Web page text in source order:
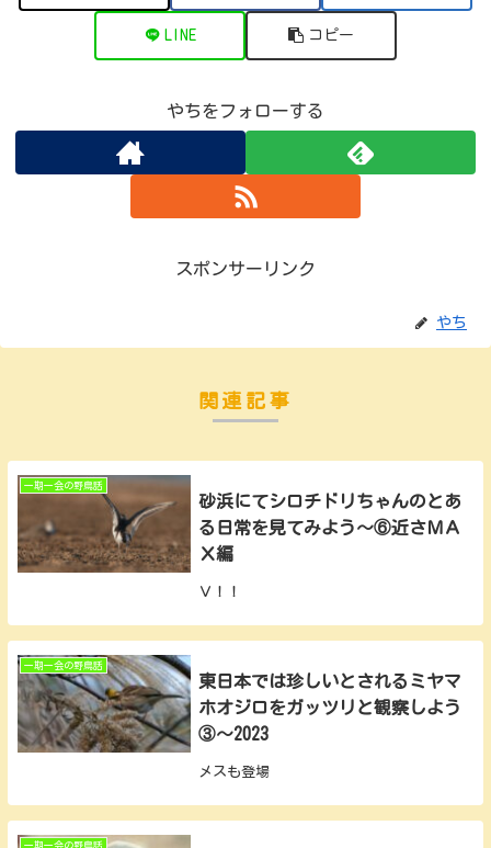
LINE コピー
やちをフォローする
スポンサーリンク
やち
関連記事
一期一会の野鳥話
砂浜にてシロチドリちゃんのとあ
る日常を見てみよう～⑥近さＭＡ
Ｘ編
Ｖ！！
一期一会の野鳥話
東日本では珍しいとされるミヤマ
ホオジロをガッツリと観察しよう
③～2023
メスも登場
一期一会の野鳥話